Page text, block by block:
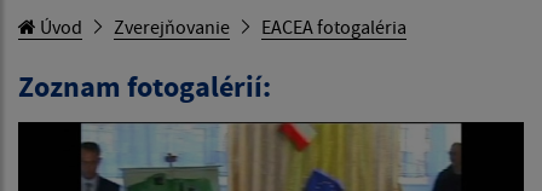
Úvod Zverejňovanie EACEA fotogaléria
Zoznam fotogalérií: